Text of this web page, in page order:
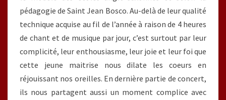
pédagogie de Saint Jean Bosco. Au-delà de leur qualité
technique acquise au fil de l’année à raison de 4 heures
de chant et de musique par jour, c’est surtout par leur
complicité, leur enthousiasme, leur joie et leur foi que
cette jeune maitrise nous dilate les coeurs en
réjouissant nos oreilles. En dernière partie de concert,
ils nous partagent aussi un moment complice avec